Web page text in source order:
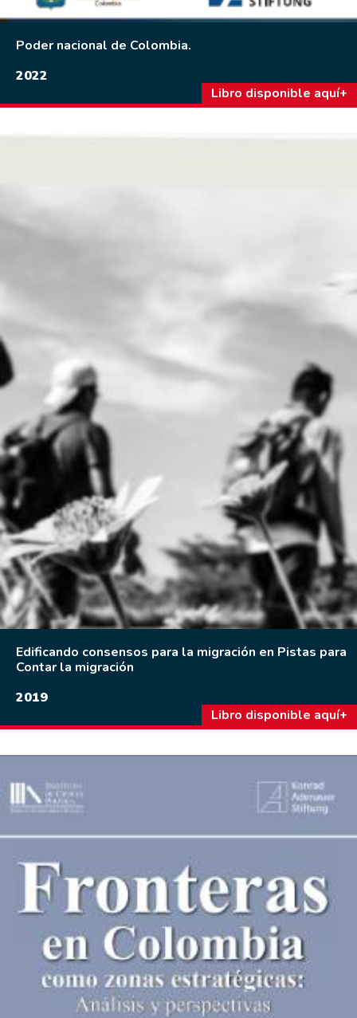
Poder nacional de Colombia.
2022
Libro disponible aquí
Edificando consensos para la migración en Pistas para
Contar la migración
2019
Libro disponible aquí